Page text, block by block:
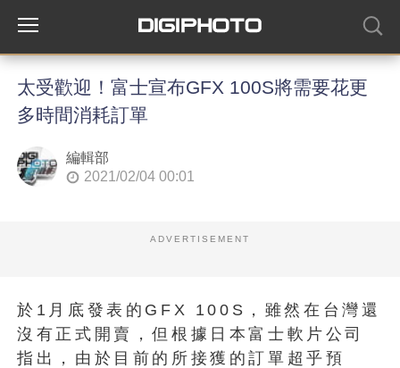
太受歡迎！富士宣布GFX 100S將需要花更
多時間消耗訂單
編輯部
2021/02/04 00:01
ADVERTISEMENT
於1月底發表的GFX 100S，雖然在台灣還
沒有正式開賣，但根據日本富士軟片公司
指出，由於目前的所接獲的訂單超乎預